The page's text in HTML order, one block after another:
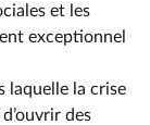
et les
exceptionnel
laquelle la crise
des